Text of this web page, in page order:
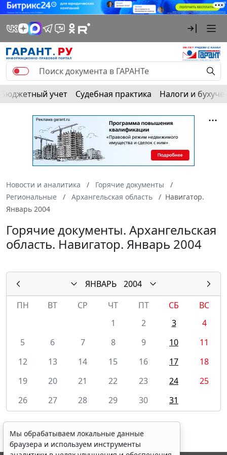
Бюджетный учет Судебная практика Налоги и
Новости и аналитика
Горячие документы
Региональные
Архангельская область
Навигатор.
Январь 2004
Горячие документы. Архангельская
область. Навигатор. Январь 2004
ЯНВАРЬ
2004
ПН
ВТ СР ЧТ ПТ СБ
ВС
1
2 3
4
5
6 7 8 9 10
11
12
13 14 15 16 17
18
19
20 21 22 23 24
25
26
27 28 29 30 31
Мы обрабатываем локальные данные
браузера и используем инструменты